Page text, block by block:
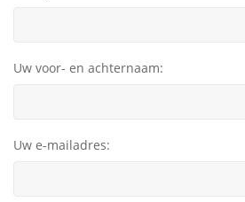
Uw voor- en achternaam:
Uw e-mailadres: